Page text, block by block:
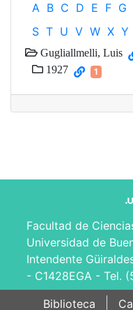
A B C D E F G
S T U V W X Y
Gugliallmelli, Luis
1927 1
Facultad de
Universidad de
Intendente
- C1428EGA - Tel.
Biblioteca